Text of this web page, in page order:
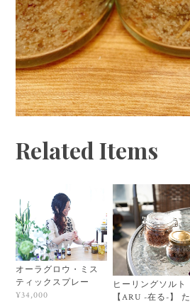
Related Items
オーラグロウ・ミス
ティックスプレー
¥34,000
ヒーリングソルト
【ARU -在る-】 た